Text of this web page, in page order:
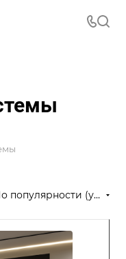
По популярности (убывание)